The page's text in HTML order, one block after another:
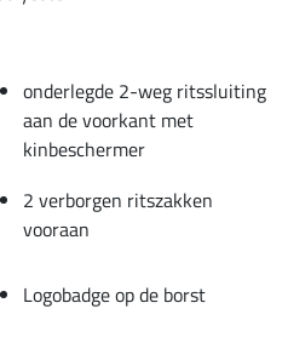
onderlegde 2-weg ritssluiting
aan de voorkant met
kinbeschermer
2 verborgen ritszakken
vooraan
Logobadge op de borst